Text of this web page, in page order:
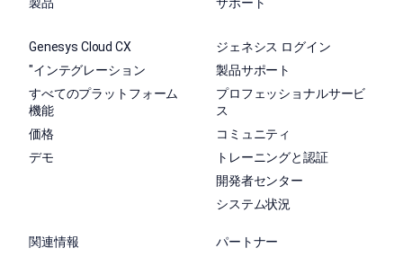
製品
Genesys Cloud CX
"インテグレーション
すべてのプラットフォーム
機能
価格
デモ
サポート
ジェネシス ログイン
製品サポート
プロフェッショナルサービ
ス
コミュニティ
トレーニングと認証
開発者センター
システム状況
関連情報 パートナー